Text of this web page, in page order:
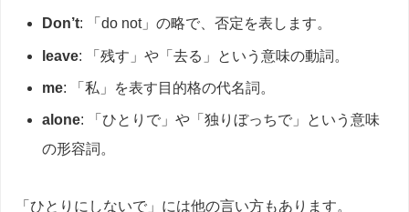
Don’t: 「do not」の略で、否定を表します。
leave: 「残す」や「去る」という意味の動詞。
me: 「私」を表す目的格の代名詞。
alone: 「ひとりで」や「独りぼっちで」という意味
の形容詞。
「ひとりにしないで」には他の言い方もあります。